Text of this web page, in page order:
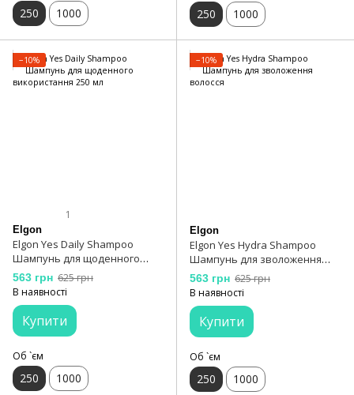
250 1000 250 1000
−10%
1
Elgon
Elgon Yes Daily Shampoo
Шампунь для щоденного
використання 250 мл
563 грн 625 грн
В наявності
Купити
Об `єм
250 1000
−10%
Elgon
Elgon Yes Hydra Shampoo
Шампунь для зволоження
волосся
563 грн 625 грн
В наявності
Купити
Об `єм
250 1000